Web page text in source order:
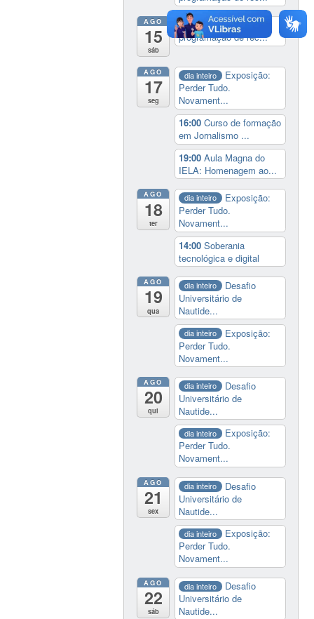
AGO
15
sáb
19:00 Cine paredão:
programação de rec...
AGO
17
seg
dia inteiro
Exposição:
Perder Tudo.
Novament...
16:00Curso de formação
em Jornalismo ...
19:00Aula Magna do
IELA: Homenagem ao...
AGO
18
ter
dia inteiro
Exposição:
Perder Tudo.
Novament...
14:00Soberania
tecnológica e digital
AGO
19
qua
dia inteiro
Desafio
Universitário de
Nautide...
dia inteiro
Exposição:
Perder Tudo.
Novament...
AGO
20
qui
dia inteiro
Desafio
Universitário de
Nautide...
dia inteiro
Exposição:
Perder Tudo.
Novament...
AGO
21
sex
dia inteiro
Desafio
Universitário de
Nautide...
dia inteiro
Exposição:
Perder Tudo.
Novament...
AGO
22
sáb
dia inteiro
Desafio
Universitário de
Nautide...